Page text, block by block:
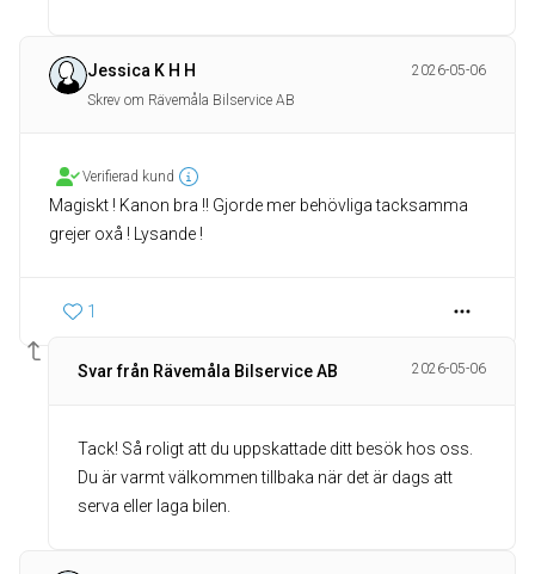
Jessica K H H
2026-05-06
Skrev om Rävemåla Bilservice AB
Verifierad kund
Magiskt ! Kanon bra !! Gjorde mer behövliga tacksamma
grejer oxå ! Lysande !
1
Svar från Rävemåla Bilservice AB 2026-05-06
Tack! Så roligt att du uppskattade ditt besök hos oss.
Du är varmt välkommen tillbaka när det är dags att
serva eller laga bilen.